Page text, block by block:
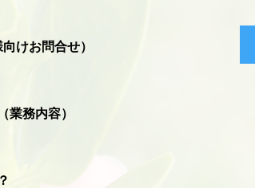
けお問合せ）
業務内容）